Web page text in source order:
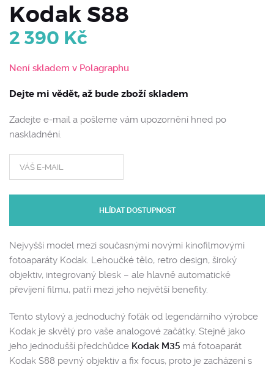
Kodak S88
2 390 Kč
Není skladem v Polagraphu
Dejte mi vědět, až bude zboží skladem
Zadejte e-mail a pošleme vám upozornění hned po
naskladnění.
HLÍDAT DOSTUPNOST
Nejvyšší model mezi současnými novými kinofilmovými
fotoaparáty Kodak. Lehoučké tělo, retro design, široký
objektiv, integrovaný blesk – ale hlavně automatické
převíjení filmu, patří mezi jeho největší benefity.
Tento stylový a jednoduchý foťák od legendárního výrobce
Kodak je skvělý pro vaše analogové začátky. Stejně jako
jeho jednodušší předchůdce Kodak M35 má fotoaparát
Kodak S88 pevný objektiv a fix focus, proto je zacházení s